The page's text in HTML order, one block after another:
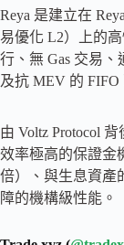
Reya 是建立在
易優化 L2）上的
行、無 Gas 交易
及抗 MEV 的 FIFO
由 Voltz Protocol
效率極高的保證金
倍）、與生息資產
障的機構級性能。